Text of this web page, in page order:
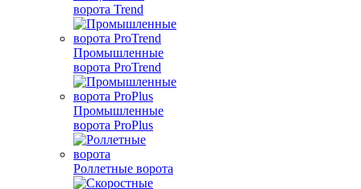
ворота Trend
Промышленные
ворота ProTrend
Промышленные
ворота ProPlus
Роллетные ворота